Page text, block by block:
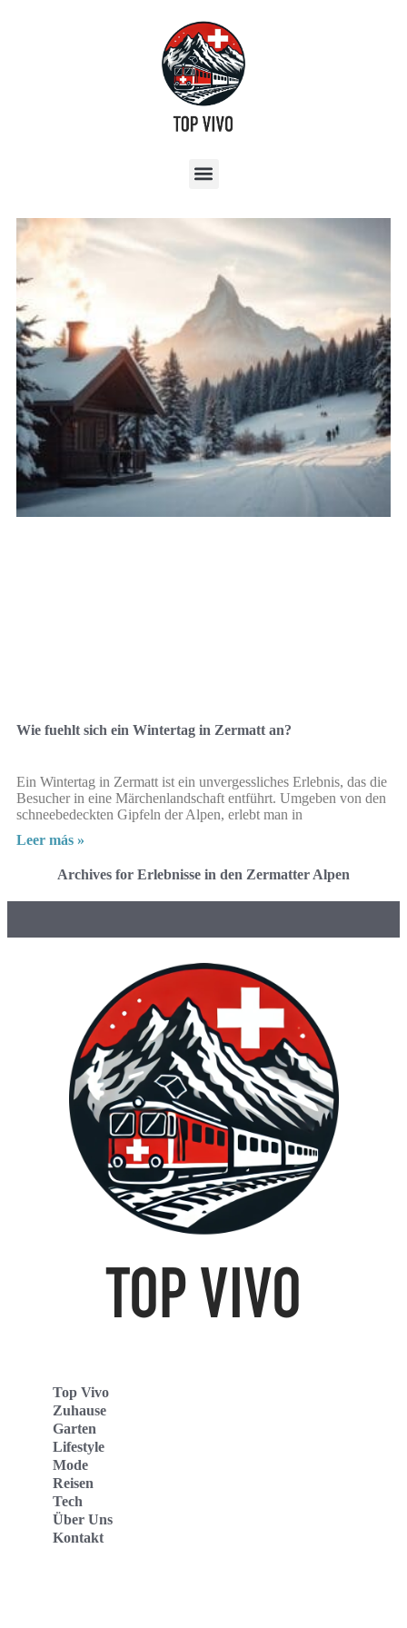
Wie fuehlt sich ein Wintertag in Zermatt an?
Ein Wintertag in Zermatt ist ein unvergessliches Erlebnis, das die
Besucher in eine Märchenlandschaft entführt. Umgeben von den
schneebedeckten Gipfeln der Alpen, erlebt man in
Leer más »
Archives for Erlebnisse in den Zermatter Alpen
Top Vivo
Zuhause
Garten
Lifestyle
Mode
Reisen
Tech
Über Uns
Kontakt